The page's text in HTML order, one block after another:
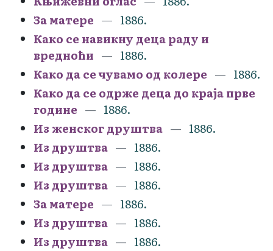
За матере
1886.
Како се навикну деца раду и
вредноћи
1886.
Како да се чувамо од колере
1886.
Како да се одрже деца до краја прве
године
1886.
Из женског друштва
1886.
Из друштва
1886.
Из друштва
1886.
Из друштва
1886.
За матере
1886.
Из друштва
1886.
Из друштва
1886.